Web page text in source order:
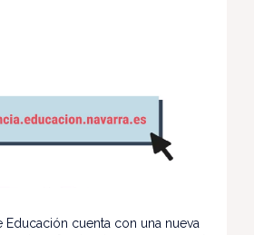
Educación cuenta con una nueva